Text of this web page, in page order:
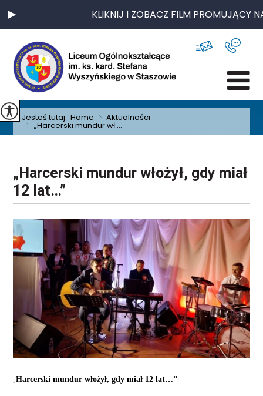
KLIKNIJ I ZOBACZ FILM PROMUJĄCY
Jesteś tutaj:Home > Aktualności
> „Harcerski mundur wł ...
„Harcerski mundur włożył, gdy miał
12 lat…”
„Harcerski mundur włożył, gdy miał 12 lat…”